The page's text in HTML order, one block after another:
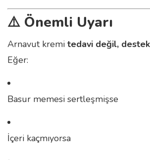
⚠️ Önemli Uyarı
Arnavut kremi tedavi değil,
Eğer:
Basur memesi sertleşmişse
İçeri kaçmıyorsa